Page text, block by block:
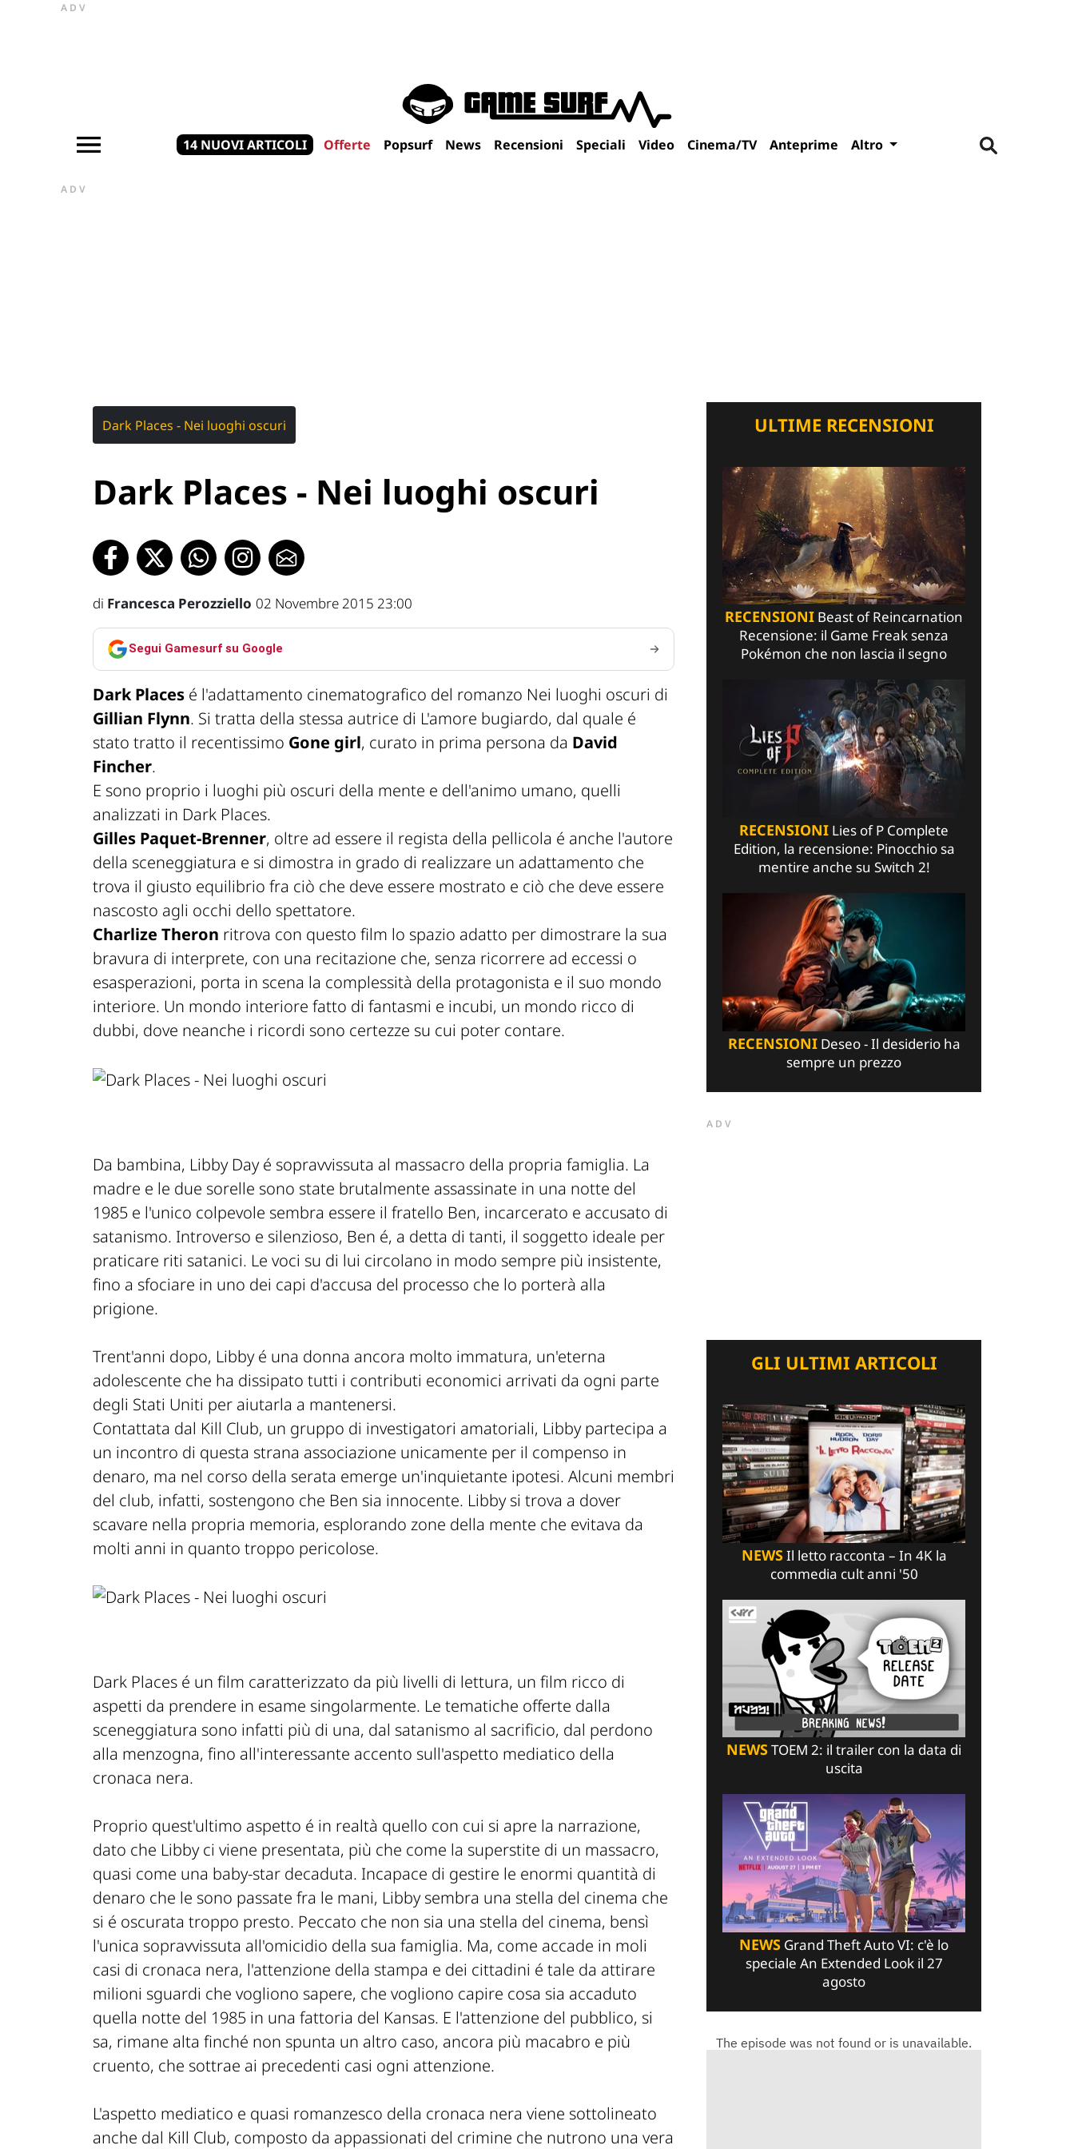
ADV
14 NUOVI ARTICOLI Offerte Popsurf News Recensioni Speciali Video Cinema/TV Anteprime Altro
ADV
Dark Places - Nei luoghi oscuri
Dark Places - Nei luoghi oscuri
di Francesca Perozziello 02 Novembre 2015 23:00
Segui Gamesurf su Google
Dark Places é l'adattamento cinematografico del romanzo Nei luoghi oscuri di
Gillian Flynn. Si tratta della stessa autrice di L'amore bugiardo, dal quale é
stato tratto il recentissimo Gone girl, curato in prima persona da David
Fincher.
E sono proprio i luoghi più oscuri della mente e dell'animo umano, quelli
analizzati in Dark Places.
Gilles Paquet-Brenner, oltre ad essere il regista della pellicola é anche l'autore
della sceneggiatura e si dimostra in grado di realizzare un adattamento che
trova il giusto equilibrio fra ciò che deve essere mostrato e ciò che deve essere
nascosto agli occhi dello spettatore.
Charlize Theron ritrova con questo film lo spazio adatto per dimostrare la sua
bravura di interprete, con una recitazione che, senza ricorrere ad eccessi o
esasperazioni, porta in scena la complessità della protagonista e il suo mondo
interiore. Un mondo interiore fatto di fantasmi e incubi, un mondo ricco di
dubbi, dove neanche i ricordi sono certezze su cui poter contare.
Da bambina, Libby Day é sopravvissuta al massacro della propria famiglia. La
madre e le due sorelle sono state brutalmente assassinate in una notte del
1985 e l'unico colpevole sembra essere il fratello Ben, incarcerato e accusato di
satanismo. Introverso e silenzioso, Ben é, a detta di tanti, il soggetto ideale per
praticare riti satanici. Le voci su di lui circolano in modo sempre più insistente,
fino a sfociare in uno dei capi d'accusa del processo che lo porterà alla
prigione.
Trent'anni dopo, Libby é una donna ancora molto immatura, un'eterna
adolescente che ha dissipato tutti i contributi economici arrivati da ogni parte
degli Stati Uniti per aiutarla a mantenersi.
Contattata dal Kill Club, un gruppo di investigatori amatoriali, Libby partecipa a
un incontro di questa strana associazione unicamente per il compenso in
denaro, ma nel corso della serata emerge un'inquietante ipotesi. Alcuni membri
del club, infatti, sostengono che Ben sia innocente. Libby si trova a dover
scavare nella propria memoria, esplorando zone della mente che evitava da
molti anni in quanto troppo pericolose.
Dark Places é un film caratterizzato da più livelli di lettura, un film ricco di
aspetti da prendere in esame singolarmente. Le tematiche offerte dalla
sceneggiatura sono infatti più di una, dal satanismo al sacrificio, dal perdono
alla menzogna, fino all'interessante accento sull'aspetto mediatico della
cronaca nera.
Proprio quest'ultimo aspetto é in realtà quello con cui si apre la narrazione,
dato che Libby ci viene presentata, più che come la superstite di un massacro,
quasi come una baby-star decaduta. Incapace di gestire le enormi quantità di
denaro che le sono passate fra le mani, Libby sembra una stella del cinema che
si é oscurata troppo presto. Peccato che non sia una stella del cinema, bensì
l'unica sopravvissuta all'omicidio della sua famiglia. Ma, come accade in moli
casi di cronaca nera, l'attenzione della stampa e dei cittadini é tale da attirare
milioni sguardi che vogliono sapere, che vogliono capire cosa sia accaduto
quella notte del 1985 in una fattoria del Kansas. E l'attenzione del pubblico, si
sa, rimane alta finché non spunta un altro caso, ancora più macabro e più
cruento, che sottrae ai precedenti casi ogni attenzione.
L'aspetto mediatico e quasi romanzesco della cronaca nera viene sottolineato
anche dal Kill Club, composto da appassionati del crimine che nutrono una vera
ULTIME RECENSIONI
RECENSIONI Beast of Reincarnation
Recensione: il Game Freak senza
Pokémon che non lascia il segno
RECENSIONI Lies of P Complete
Edition, la recensione: Pinocchio sa
mentire anche su Switch 2!
RECENSIONIDeseo - Il desiderio ha
sempre un prezzo
ADV
GLI ULTIMI ARTICOLI
NEWSIl letto racconta – In 4K la
commedia cult anni '50
NEWSTOEM 2: il trailer con la data di
uscita
NEWS Grand Theft Auto VI: c'è lo
speciale An Extended Look il 27
agosto